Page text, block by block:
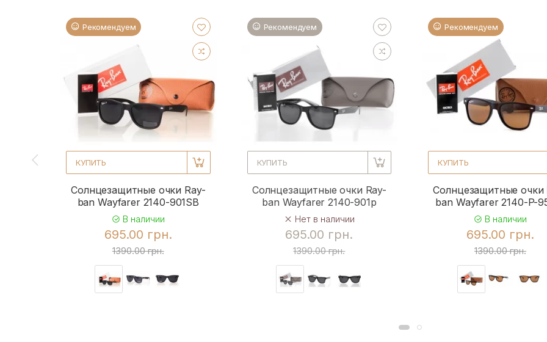
Рекомендуем
КУПИТЬ
Солнцезащитные очки Ray-
ban Wayfarer 2140-901SB
В наличии
695.00 грн.
1390.00 грн.
Рекомендуем
КУПИТЬ
Солнцезащитные очки Ray-
ban Wayfarer 2140-901p
Нет в наличии
695.00 грн.
1390.00 грн.
Рекомендуем
КУПИТЬ
Солнцезащитные очки
ban Wayfarer 2140-P-
В наличии
695.00 грн.
1390.00 грн.